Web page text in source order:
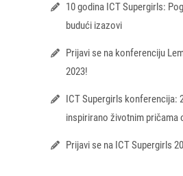
10 godina ICT Supergirls:
budući izazovi
Prijavi se na konferenciju
2023!
ICT Supergirls konferencija:
inspirirano životnim pričama
Prijavi se na ICT Supergirls